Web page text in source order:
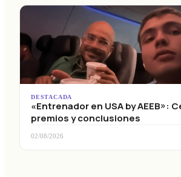
DESTACADA
«Entrenador en USA by AEEB»:
premios y conclusiones
02/08/2026